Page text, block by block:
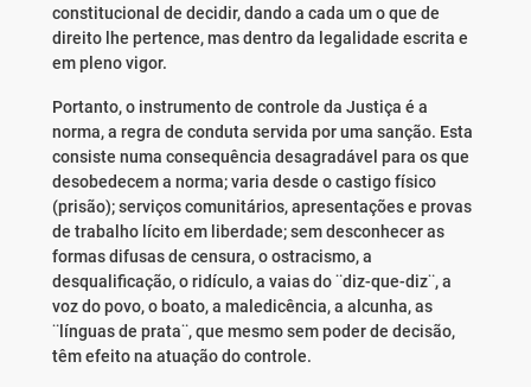
constitucional de decidir, dando a cada um o que de
direito lhe pertence, mas dentro da legalidade escrita e
em pleno vigor.
Portanto, o instrumento de controle da Justiça é a
norma, a regra de conduta servida por uma sanção. Esta
consiste numa consequência desagradável para os que
desobedecem a norma; varia desde o castigo físico
(prisão); serviços comunitários, apresentações e provas
de trabalho lícito em liberdade; sem desconhecer as
formas difusas de censura, o ostracismo, a
desqualificação, o ridículo, a vaias do ¨diz-que-diz¨, a
voz do povo, o boato, a maledicência, a alcunha, as
¨línguas de prata¨, que mesmo sem poder de decisão,
têm efeito na atuação do controle.